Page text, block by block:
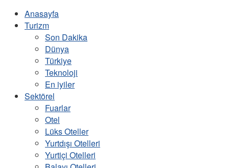
Anasayfa
Turizm
Son Dakika
Dünya
Türkiye
Teknoloji
En iyiler
Sektörel
Fuarlar
Otel
Lüks Oteller
Yurtdışı Otelleri
Yurtiçi Otelleri